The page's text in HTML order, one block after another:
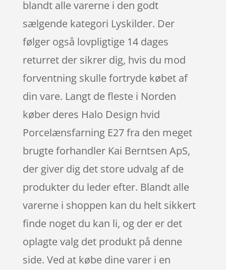
blandt alle varerne i den godt
sælgende kategori Lyskilder. Der
følger også lovpligtige 14 dages
returret der sikrer dig, hvis du mod
forventning skulle fortryde købet af
din vare. Langt de fleste i Norden
køber deres Halo Design hvid
Porcelænsfarning E27 fra den meget
brugte forhandler Kai Berntsen ApS,
der giver dig det store udvalg af de
produkter du leder efter. Blandt alle
varerne i shoppen kan du helt sikkert
finde noget du kan li, og der er det
oplagte valg det produkt på denne
side. Ved at købe dine varer i en